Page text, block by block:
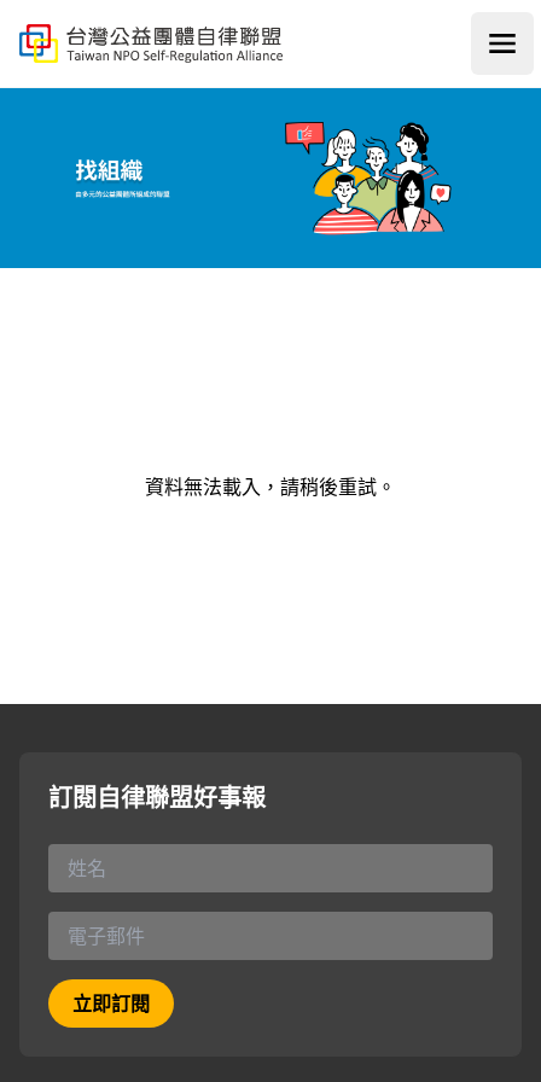
好事大平台
資料無法載入，請稍後重試。
訂閱自律聯盟好事報
立即訂閱